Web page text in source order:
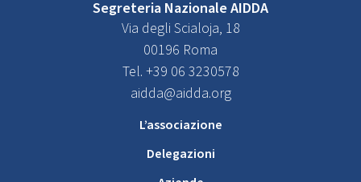
Segreteria Nazionale AIDDA
Via degli Scialoja, 18
00196 Roma
Tel. +39 06 3230578
aidda@aidda.org
L’associazione
Delegazioni